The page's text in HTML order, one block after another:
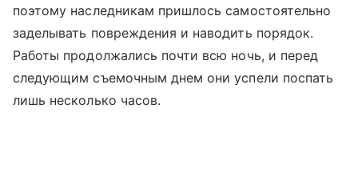
поэтому наследникам пришлось самостоятельно
заделывать повреждения и наводить порядок.
Работы продолжались почти всю ночь, и перед
следующим съемочным днем они успели поспать
лишь несколько часов.